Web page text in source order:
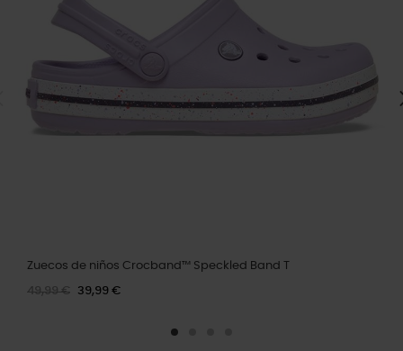
Zuecos de niños Crocband™ Speckled Band T
49,99 € 39,99 €